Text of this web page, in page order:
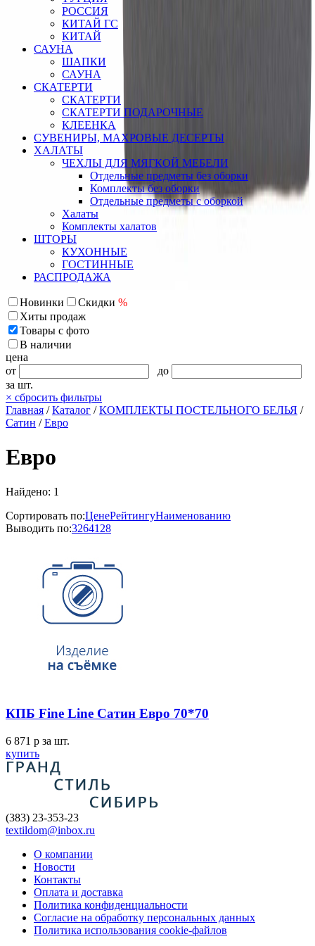
РОССИЯ
КИТАЙ ГС
КИТАЙ
САУНА
ШАПКИ
САУНА
СКАТЕРТИ
СКАТЕРТИ
СКАТЕРТИ ПОДАРОЧНЫЕ
КЛЕЕНКА
СУВЕНИРЫ, МАХРОВЫЕ ДЕСЕРТЫ
ХАЛАТЫ
ЧЕХЛЫ ДЛЯ МЯГКОЙ МЕБЕЛИ
Отдельные предметы без оборки
Комплекты без оборки
Отдельные предметы с оборкой
Халаты
Комплекты халатов
ШТОРЫ
КУХОННЫЕ
ГОСТИННЫЕ
РАСПРОДАЖА
Новинки Скидки %
Хиты продаж
Товары с фото
В наличии
цена
от
до
за шт.
× сбросить фильтры
Главная /Каталог /КОМПЛЕКТЫ ПОСТЕЛЬНОГО БЕЛЬЯ /
Сатин /Евро
Евро
Найдено: 1
Сортировать по:ЦенеРейтингуНаименованию
Выводить по:3264128
КПБ Fine Line Сатин Евро 70*70
6 871 p за шт.
купить
(383) 23-353-23
textildom@inbox.ru
О компании
Новости
Контакты
Оплата и доставка
Политика конфиденциальности
Согласие на обработку персональных данных
Политика использования cookie-файлов